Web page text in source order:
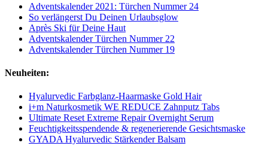
Adventskalender 2021: Türchen Nummer 24
So verlängerst Du Deinen Urlaubsglow
Après Ski für Deine Haut
Adventskalender Türchen Nummer 22
Adventskalender Türchen Nummer 19
Neuheiten:
Hyalurvedic Farbglanz-Haarmaske Gold Hair
i+m Naturkosmetik WE REDUCE Zahnputz Tabs
Ultimate Reset Extreme Repair Overnight Serum
Feuchtigkeitsspendende & regenerierende Gesichtsmaske
GYADA Hyalurvedic Stärkender Balsam